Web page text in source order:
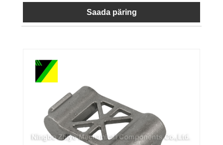
Saada päring